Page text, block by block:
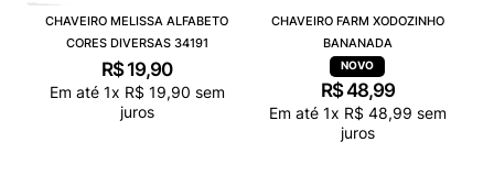
CHAVEIRO MELISSA ALFABETO
CORES DIVERSAS 34191
R$ 19,90
Em até 1x R$ 19,90 sem
juros
CHAVEIRO FARM XODOZINHO
BANANADA
R$48,99
Em até 1x R$ 48,99 sem
juros